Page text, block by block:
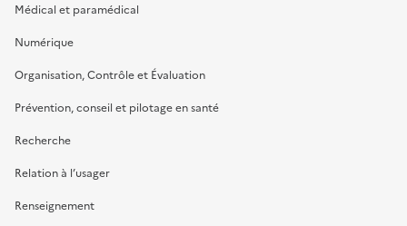
Médical et paramédical
Numérique
Organisation, Contrôle et Évaluation
Prévention, conseil et pilotage en santé
Recherche
Relation à l’usager
Renseignement